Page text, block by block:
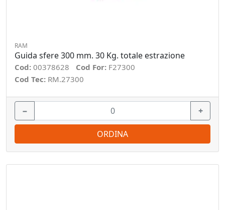
RAM
Guida sfere 300 mm. 30 Kg. totale estrazione
Cod: 00378628 Cod For: F27300
Cod Tec: RM.27300
− +
ORDINA